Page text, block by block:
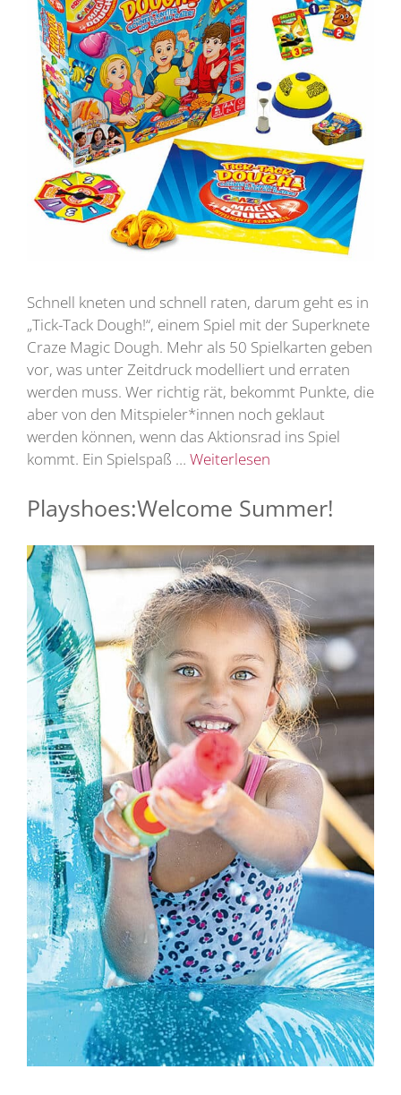
Schnell kneten und schnell raten, darum geht es in
„Tick-Tack Dough!“, einem Spiel mit der Superknete
Craze Magic Dough. Mehr als 50 Spielkarten geben
vor, was unter Zeitdruck modelliert und erraten
werden muss. Wer richtig rät, bekommt Punkte, die
aber von den Mitspieler*innen noch geklaut
werden können, wenn das Aktionsrad ins Spiel
kommt. Ein Spielspaß … Weiterlesen
Playshoes:Welcome Summer!